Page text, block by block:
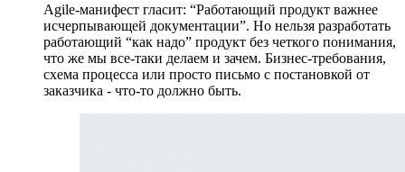
Agile-манифест гласит: “Работающий продукт важнее
исчерпывающей документации”. Но нельзя разработать
работающий “как надо” продукт без четкого понимания,
что же мы все-таки делаем и зачем. Бизнес-требования,
схема процесса или просто письмо с постановкой от
заказчика - что-то должно быть.